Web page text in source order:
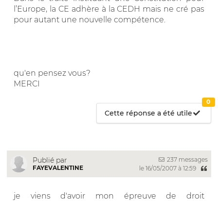
l’Europe, la CE adhère à la CEDH mais ne cré pas
pour autant une nouvelle compétence.
qu'en pensez vous?
MERCI
Cette réponse a été utile
0
Publié par
FAYEVALENTINE
237 messages
le 16/05/2007 à 12:59
je viens d'avoir mon épreuve de droit